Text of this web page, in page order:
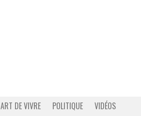
ART DE VIVRE POLITIQUE VIDÉOS